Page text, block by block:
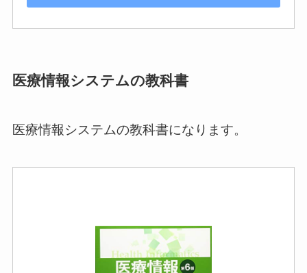
医療情報システムの教科書
医療情報システムの教科書になります。